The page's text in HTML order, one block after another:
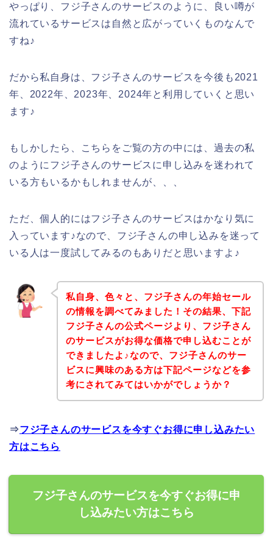
やっぱり、フジ子さんのサービスのように、良い噂が
流れているサービスは自然と広がっていくものなんで
すね♪
だから私自身は、フジ子さんのサービスを今後も2021
年、2022年、2023年、2024年と利用していくと思い
ます♪
もしかしたら、こちらをご覧の方の中には、過去の私
のようにフジ子さんのサービスに申し込みを迷われて
いる方もいるかもしれませんが、、、
ただ、個人的にはフジ子さんのサービスはかなり気に
入っています♪なので、フジ子さんの申し込みを迷って
いる人は一度試してみるのもありだと思いますよ♪
私自身、色々と、フジ子さんの年始セール
の情報を調べてみました！その結果、下記
フジ子さんの公式ページより、フジ子さん
のサービスがお得な価格で申し込むことが
できましたよ♪なので、フジ子さんのサー
ビスに興味のある方は下記ページなどを参
考にされてみてはいかがでしょうか？
⇒フジ子さんのサービスを今すぐお得に申し込みたい
方はこちら
フジ子さんのサービスを今すぐお得に申
し込みたい方はこちら